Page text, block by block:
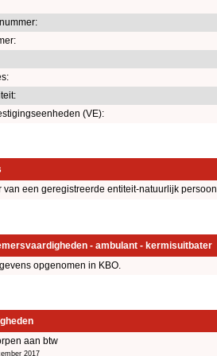
(VE):
van een geregistreerde entiteit-natuurlijk persoon
- ambulant - kermisuitbater
opgenomen in KBO.
aan btw
2017